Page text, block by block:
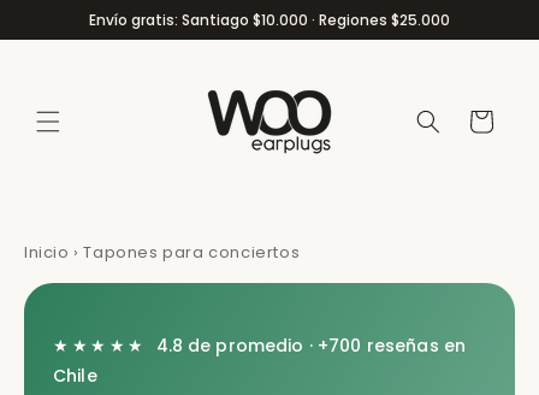
directamente
al contenido
Envío gratis: Santiago $10.000 · Regiones $25.000
Carrito
Inicio ›Tapones para conciertos
★★★★★
4.8 de promedio · +700 reseñas en
Chile